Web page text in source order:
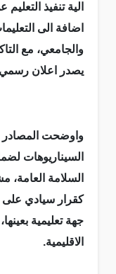
الية تنفيذ
اضافة الى
والجامعي، مع
يصدر اعلان رسمي
واوضحت المصادر
السيناريوهات
السلامة
كقرار سيادي
جهة تعليمية
الاقليمية.